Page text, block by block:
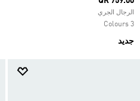
الرجال الجري
3 Colours
جديد